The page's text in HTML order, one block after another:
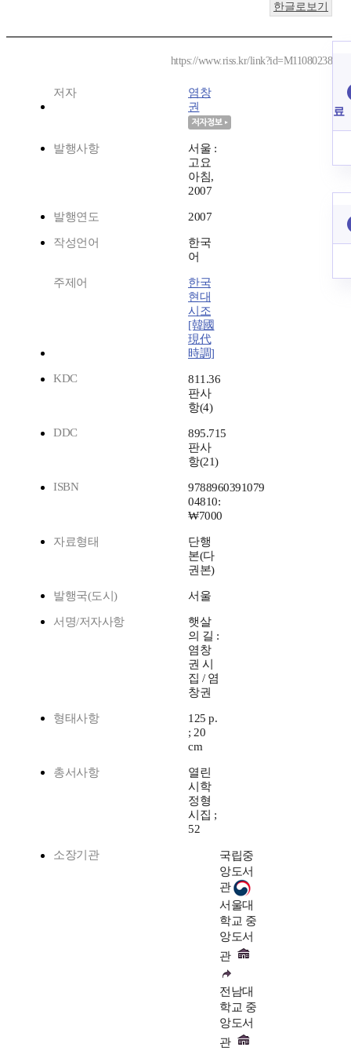
한글로보기
https://www.riss.kr/link?id=M11080238
저자
염창
권
발행사항
서울 :
고요
아침,
2007
발행연도 2007
작성언어
한국
어
주제어
한국
현대
시조
[韓國
現代
時調]
KDC
811.36
판사
항(4)
DDC
895.715
판사
항(21)
ISBN
9788960391079
04810:
₩7000
자료형태
단행
본(다
권본)
발행국(도시) 서울
서명/저자사항
햇살
의 길 :
염창
권 시
집 / 염
창권
형태사항
125 p.
; 20
cm
총서사항
열린
시학
정형
시집 ;
52
소장기관
국립중
앙도서
관
서울대
학교 중
앙도서
관
전남대
학교 중
앙도서
관
료